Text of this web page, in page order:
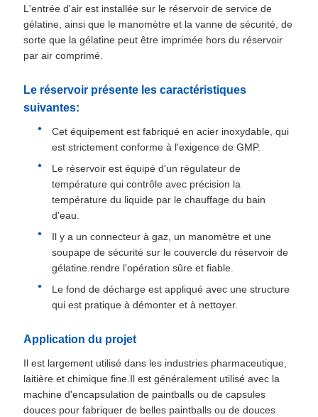
L'entrée d'air est installée sur le réservoir de service de
gélatine, ainsi que le manomètre et la vanne de sécurité, de
sorte que la gélatine peut être imprimée hors du réservoir
par air comprimé.
Le réservoir présente les caractéristiques
suivantes:
Cet équipement est fabriqué en acier inoxydable, qui
est strictement conforme à l'exigence de GMP.
Le réservoir est équipé d'un régulateur de
température qui contrôle avec précision la
température du liquide par le chauffage du bain
d'eau.
Il y a un connecteur à gaz, un manomètre et une
soupape de sécurité sur le couvercle du réservoir de
gélatine.rendre l'opération sûre et fiable.
Le fond de décharge est appliqué avec une structure
qui est pratique à démonter et à nettoyer.
Application du projet
Il est largement utilisé dans les industries pharmaceutique,
laitière et chimique fine.Il est généralement utilisé avec la
machine d'encapsulation de paintballs ou de capsules
douces pour fabriquer de belles paintballs ou de douces